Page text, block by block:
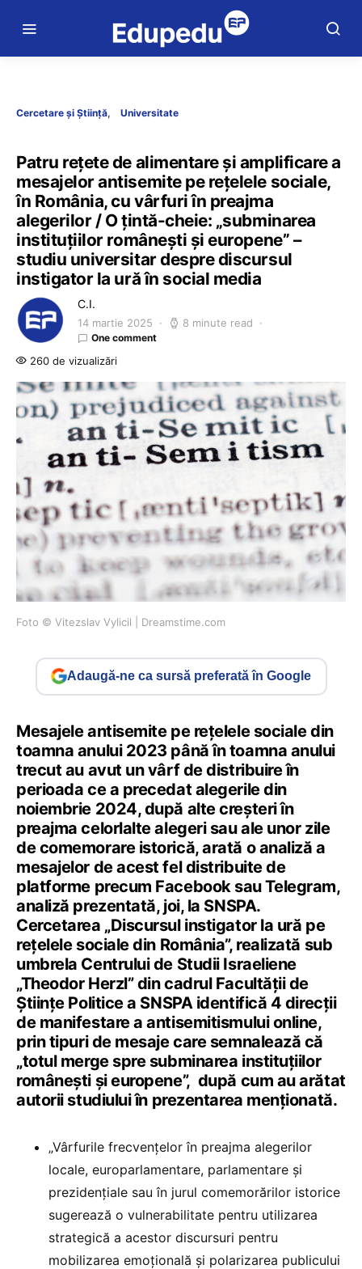
Cercetare și Știință Universitate
Patru rețete de alimentare și amplificare a
mesajelor antisemite pe rețelele sociale,
în România, cu vârfuri în preajma
alegerilor / O țintă-cheie: „subminarea
instituțiilor românești și europene” –
studiu universitar despre discursul
instigator la ură în social media
C.I.
14 martie 2025 8 minute read
One comment
260 de vizualizări
Foto © Vitezslav Vylicil | Dreamstime.com
Adaugă-ne ca sursă preferată în Google
Mesajele antisemite pe rețelele sociale din
toamna anului 2023 până în toamna anului
trecut au avut un vârf de distribuire în
perioada ce a precedat alegerile din
noiembrie 2024, după alte creșteri în
preajma celorlalte alegeri sau ale unor zile
de comemorare istorică, arată o analiză a
mesajelor de acest fel distribuite de
platforme precum Facebook sau Telegram,
analiză prezentată, joi, la SNSPA.
Cercetarea „Discursul instigator la ură pe
rețelele sociale din România”, realizată sub
umbrela Centrului de Studii Israeliene
„Theodor Herzl” din cadrul Facultății de
Științe Politice a SNSPA identifică 4 direcții
de manifestare a antisemitismului online,
prin tipuri de mesaje care semnalează că
„totul merge spre subminarea instituțiilor
românești și europene”, după cum au arătat
autorii studiului în prezentarea menționată.
„Vârfurile frecvențelor în preajma alegerilor
locale, europarlamentare, parlamentare și
prezidențiale sau în jurul comemorărilor istorice
sugerează o vulnerabilitate pentru utilizarea
strategică a acestor discursuri pentru
mobilizarea emoțională și polarizarea publicului